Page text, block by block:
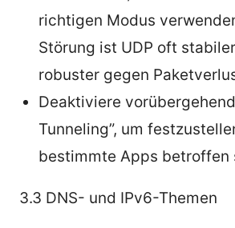
richtigen Modus
Störung ist UDP oft
robuster gegen
Deaktiviere
Tunneling”, um
bestimmte Apps betroffen
3.3 DNS- und IPv6-Themen